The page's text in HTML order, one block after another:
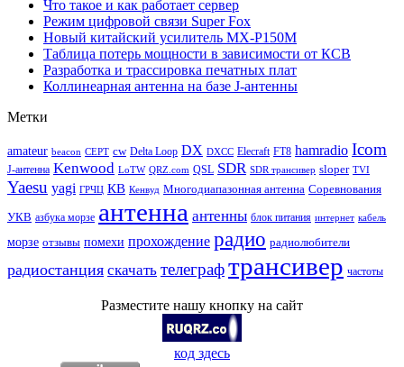
Что такое и как работает сервер
Режим цифровой связи Super Fox
Новый китайский усилитель MX-P150M
Таблица потерь мощности в зависимости от КСВ
Разработка и трассировка печатных плат
Коллинеарная антенна на базе J-антенны
Метки
amateur beacon CEPT cw Delta Loop DX DXCC Elecraft FT8 hamradio Icom
J-антенна Kenwood LoTW QRZ.com QSL SDR SDR трансивер sloper TVI
Yaesu yagi ГРЧЦ КВ Кенвуд Многодиапазонная антенна Соревнования
УКВ азбука морзе антенна антенны блок питания интернет кабель
морзе отзывы помехи прохождение радио радиолюбители
радиостанция скачать телеграфтрансивер частоты
Разместите нашу кнопку на сайт
код здесь